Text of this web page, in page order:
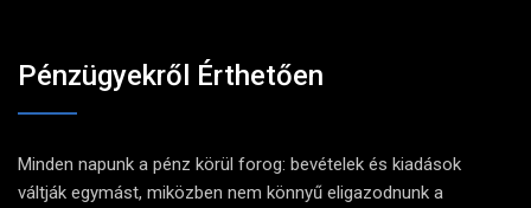
Pénzügyekről Érthetően
Minden napunk a pénz körül forog: bevételek és kiadások
váltják egymást, miközben nem könnyű eligazodnunk a